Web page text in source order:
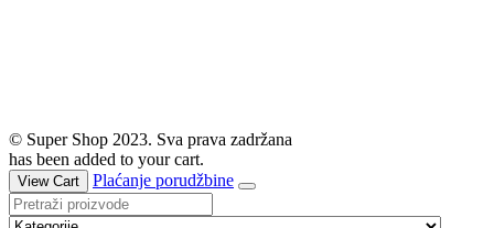
© Super Shop 2023. Sva prava zadržana
has been added to your cart.
View Cart Plaćanje porudžbine